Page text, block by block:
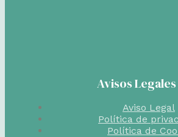
Avisos Legales
Aviso Legal
Política de
Política de